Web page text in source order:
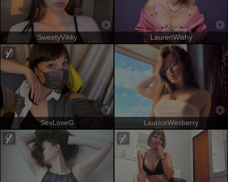
SweetyVikky LaurenWishy
SexLoveG LauriceWesberry